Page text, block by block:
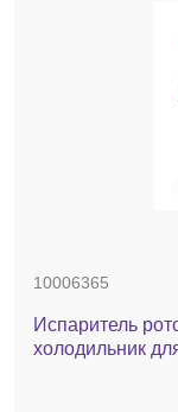
10006365
Испаритель
холодильник